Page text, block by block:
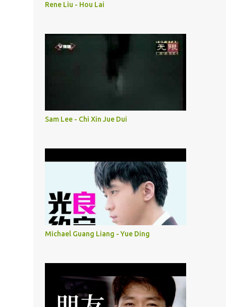
Rene Liu - Hou Lai
Sam Lee - Chi Xin Jue Dui
Michael Guang Liang - Yue Ding